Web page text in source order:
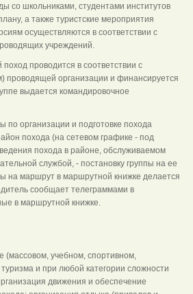
со школьниками, студентами институтов
а также туристские мероприятия
осуществляются в соответствии с
учреждений.
поход проводится в соответствии с
проводящей организации и финансируется
выдается командировочное
по организации и подготовке похода
похода (на сетевом графике - под
похода в районе, обслуживаемом
службой, - постановку группы на ее
на маршрут в маршрутной книжке делается
сообщает телеграммами в
в маршрутной книжке.
(массовом, учебном, спортивном,
и при любой категории сложности
движения и обеспечение